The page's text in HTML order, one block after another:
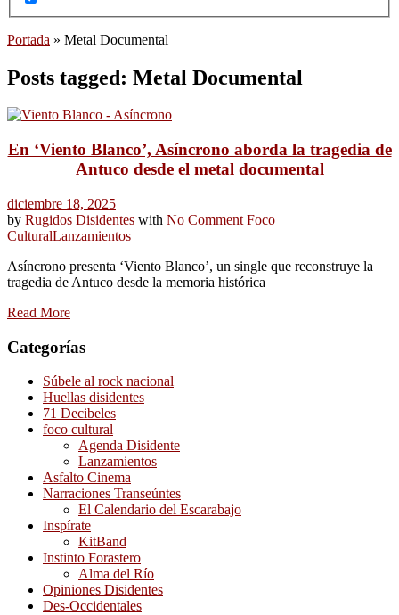
Portada » Metal Documental
Posts tagged: Metal Documental
En ‘Viento Blanco’, Asíncrono aborda la tragedia de
Antuco desde el metal documental
diciembre 18, 2025
by Rugidos Disidentes with No Comment Foco
CulturalLanzamientos
Asíncrono presenta ‘Viento Blanco’, un single que reconstruye la
tragedia de Antuco desde la memoria histórica
Read More
Categorías
Súbele al rock nacional
Huellas disidentes
71 Decibeles
foco cultural
Agenda Disidente
Lanzamientos
Asfalto Cinema
Narraciones Transeúntes
El Calendario del Escarabajo
Inspírate
KitBand
Instinto Forastero
Alma del Río
Opiniones Disidentes
Des-Occidentales